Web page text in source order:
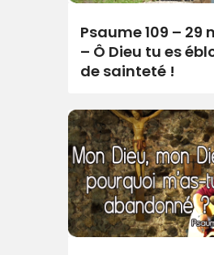
Psaume 109 – 29
– Ô Dieu tu es
de sainteté !